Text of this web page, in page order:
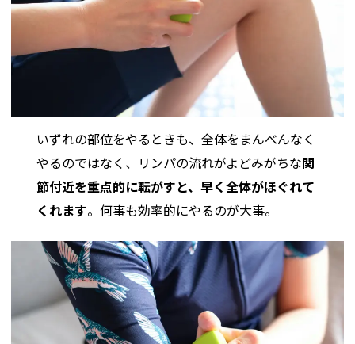
いずれの部位をやるときも、全体をまんべんなく
やるのではなく、リンパの流れがよどみがちな関
節付近を重点的に転がすと、早く全体がほぐれて
くれます。何事も効率的にやるのが大事。